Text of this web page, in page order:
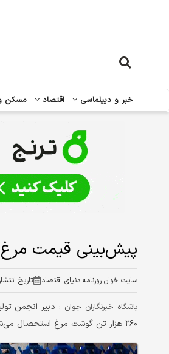
خبر و دیپلماسی اقتصاد مسکن
پیش‌بینی قیمت مرغ/
سایت خوان روزنامه دنیای اقتصاد تاریخ
باشگاه خبرنگاران جوان :
۲۶۰ هزار تن گوشت مرغ استحصال می‌شود.